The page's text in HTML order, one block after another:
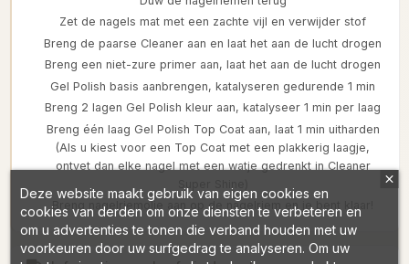
Zet de nagels mat met een zachte vijl en verwijder stof
Breng de paarse Cleaner aan en laat het aan de lucht drogen
Breng een niet-zure primer aan, laat het aan de lucht drogen
Gel Polish basis aanbrengen, katalyseren gedurende 1 min
Breng 2 lagen Gel Polish kleur aan, katalyseer 1 min per laag
Breng één laag Gel Polish Top Coat aan, laat 1 min uitharden
(Als u kiest voor een Top Coat met een plakkerig laagje,
ontvet dan elke nagel met een watje gedrenkt in Cleaner
Breng nagelriemolie aan op de nagelriem en je bent klaar!
Deze website maakt gebruik van eigen cookies en
cookies van derden om onze diensten te verbeteren en
om u advertenties te tonen die verband houden met uw
voorkeuren door uw surfgedrag te analyseren. Om uw